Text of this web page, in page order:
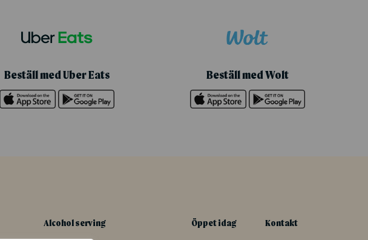
Beställ med Uber Eats Beställ med Wolt
Alcohol serving Öppet idag Kontakt